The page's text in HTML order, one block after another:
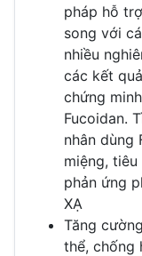
pháp hỗ
song với
nhiều
các kết
chứng
Fucoidan.
nhân dùng
miệng,
phản ứng
XẠ
Tăng
thể, chống